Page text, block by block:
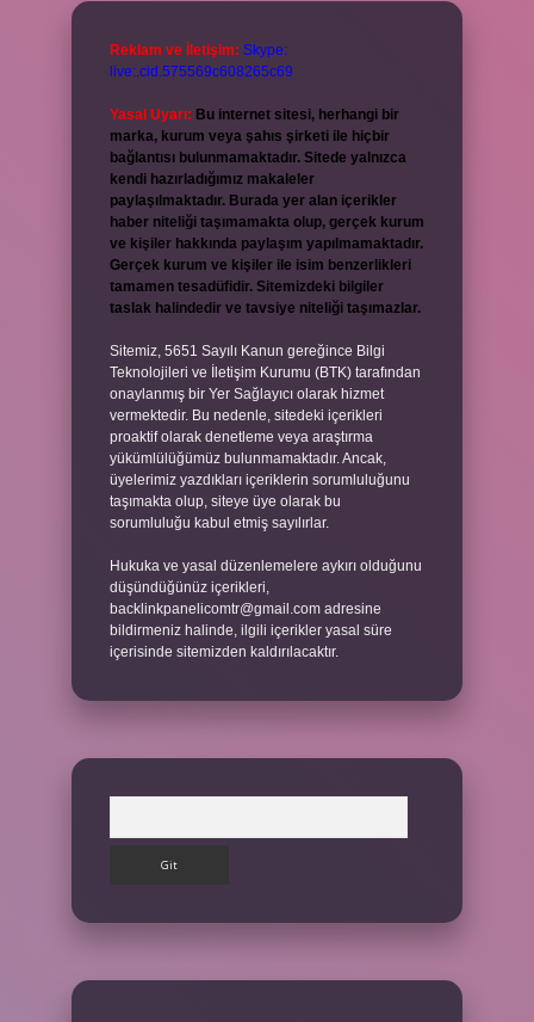
Reklam ve İletişim: Skype:
live:.cid.575569c608265c69
Yasal Uyarı: Bu internet sitesi, herhangi bir
marka, kurum veya şahıs şirketi ile hiçbir
bağlantısı bulunmamaktadır. Sitede yalnızca
kendi hazırladığımız makaleler
paylaşılmaktadır. Burada yer alan içerikler
haber niteliği taşımamakta olup, gerçek kurum
ve kişiler hakkında paylaşım yapılmamaktadır.
Gerçek kurum ve kişiler ile isim benzerlikleri
tamamen tesadüfidir. Sitemizdeki bilgiler
taslak halindedir ve tavsiye niteliği taşımazlar.
Sitemiz, 5651 Sayılı Kanun gereğince Bilgi
Teknolojileri ve İletişim Kurumu (BTK) tarafından
onaylanmış bir Yer Sağlayıcı olarak hizmet
vermektedir. Bu nedenle, sitedeki içerikleri
proaktif olarak denetleme veya araştırma
yükümlülüğümüz bulunmamaktadır. Ancak,
üyelerimiz yazdıkları içeriklerin sorumluluğunu
taşımakta olup, siteye üye olarak bu
sorumluluğu kabul etmiş sayılırlar.
Hukuka ve yasal düzenlemelere aykırı olduğunu
düşündüğünüz içerikleri,
backlinkpanelicomtr@gmail.com adresine
bildirmeniz halinde, ilgili içerikler yasal süre
içerisinde sitemizden kaldırılacaktır.